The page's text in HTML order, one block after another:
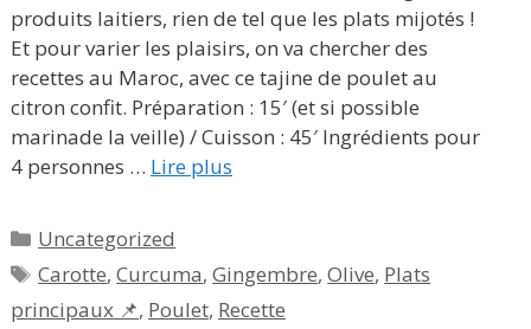
produits laitiers, rien de tel que les plats mijotés !
Et pour varier les plaisirs, on va chercher des
recettes au Maroc, avec ce tajine de poulet au
citron confit. Préparation : 15′ (et si possible
marinade la veille) / Cuisson : 45′ Ingrédients pour
4 personnes … Lire plus
Catégories
Uncategorized
Étiquettes
Carotte,Curcuma,Gingembre,Olive, Plats
principaux 📌, Poulet, Recette